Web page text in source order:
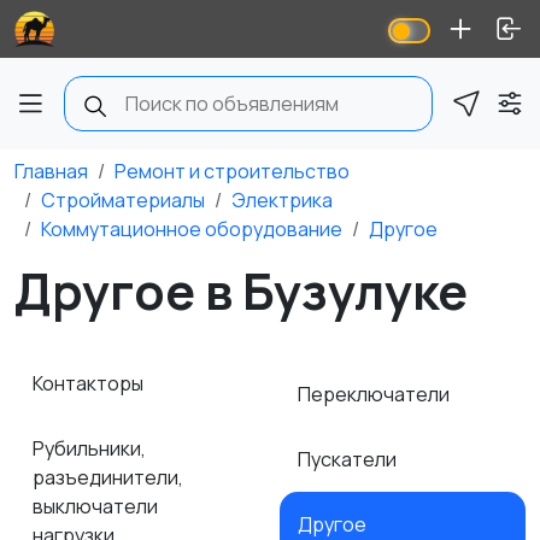
Главная
Ремонт и строительство
Стройматериалы
Электрика
Коммутационное оборудование
Другое
Другое в Бузулуке
Контакторы
Рубильники,
разъединители,
выключатели
Переключатели
Пускатели
Другое